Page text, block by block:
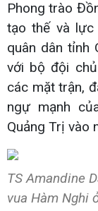
Phong trào
tạo thế và lực
quân dân tỉnh
với bộ đội
các mặt trận,
ngự mạnh
Quảng Trị vào
TS Amandine
vua Hàm Nghi